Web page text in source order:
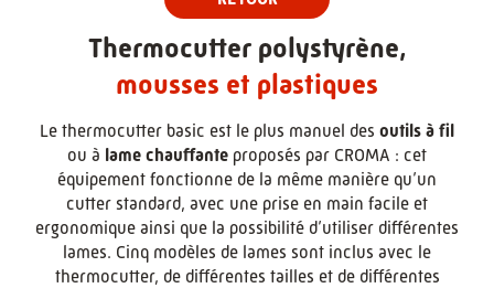
Thermocutter polystyrène,
mousses et plastiques
Le thermocutter basic est le plus manuel des outils à fil
ou à lame chauffante proposés par CROMA : cet
équipement fonctionne de la même manière qu’un
cutter standard, avec une prise en main facile et
ergonomique ainsi que la possibilité d’utiliser différentes
lames. Cinq modèles de lames sont inclus avec le
thermocutter, de différentes tailles et de différentes